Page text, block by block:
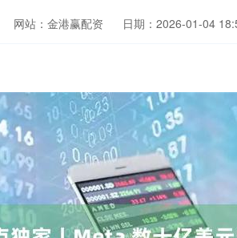
网站：金港赢配资 日期：2026-01-04